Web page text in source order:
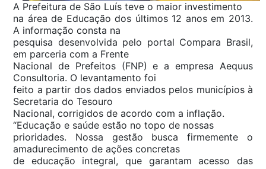
A Prefeitura de São Luís teve o maior investimento
na área de Educação dos últimos 12 anos em 2013.
A informação consta na
pesquisa desenvolvida pelo portal Compara Brasil,
em parceria com a Frente
Nacional de Prefeitos (FNP) e a empresa Aequus
Consultoria. O levantamento foi
feito a partir dos dados enviados pelos municípios à
Secretaria do Tesouro
Nacional, corrigidos de acordo com a inflação.
“Educação e saúde estão no topo de nossas
prioridades. Nossa gestão busca firmemente o
amadurecimento de ações concretas
de educação integral, que garantam acesso das